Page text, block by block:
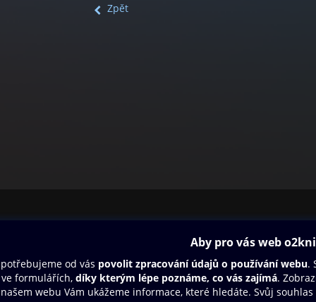
Zpět
Aplikace a hry
SMS/MMS Info
Blog
Dárkový poukaz
Nápověda
Oneplay Originály
Sport